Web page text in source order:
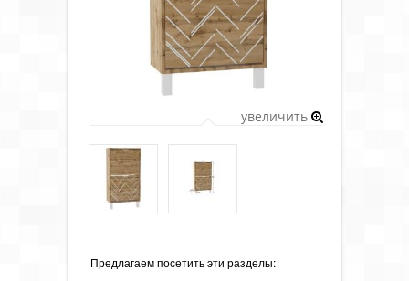
увеличить
Предлагаем посетить эти разделы: